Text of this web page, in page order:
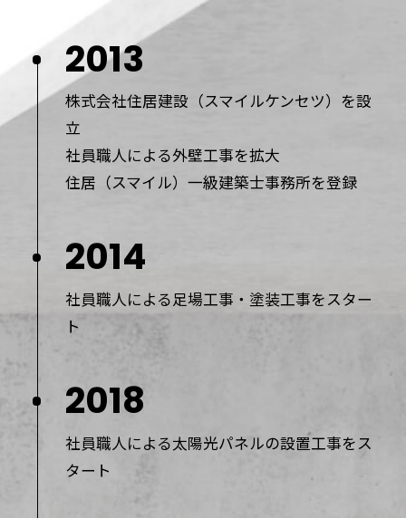
2013
株式会社住居建設（スマイルケンセツ）を設
立
社員職人による外壁工事を拡大
住居（スマイル）一級建築士事務所を登録
2014
社員職人による足場工事・塗装工事をスター
ト
2018
社員職人による太陽光パネルの設置工事をス
タート